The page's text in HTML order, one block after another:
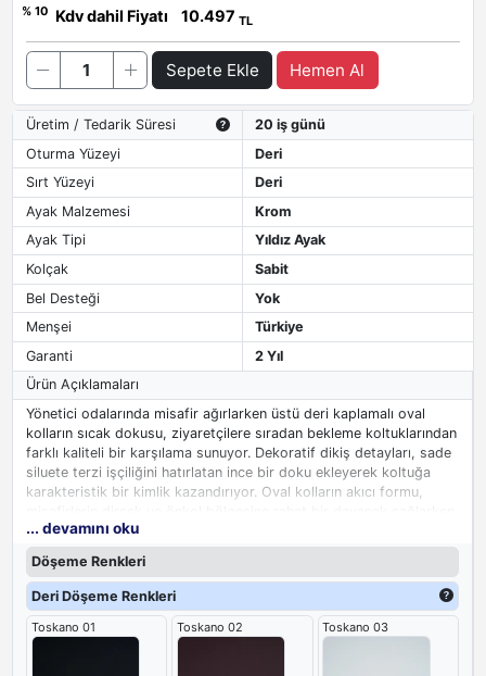
% 10
Kdv dahil Fiyatı 10.497 TL
Sepete Ekle Hemen Al
Üretim / Tedarik Süresi
20 iş günü
Oturma Yüzeyi
Deri
Sırt Yüzeyi
Deri
Ayak Malzemesi
Krom
Ayak Tipi
Yıldız Ayak
Kolçak
Sabit
Bel Desteği
Yok
Menşei
Türkiye
Garanti
2 Yıl
Ürün Açıklamaları
Yönetici odalarında misafir ağırlarken üstü deri kaplamalı oval
kolların sıcak dokusu, ziyaretçilere sıradan bekleme koltuklarından
farklı kaliteli bir karşılama sunuyor. Dekoratif dikiş detayları, sade
siluete terzi işçiliğini hatırlatan ince bir doku ekleyerek koltuğa
karakteristik bir kimlik kazandırıyor. Oval kolların akıcı formu,
deri kaplamanın lüks dokusu uzun süreli beklemelerde konforu
elden bırakmıyor. Serinin diğer parçalarıyla uyumlu tasarımı, ofis
düzeninde bütüncül bir prestij sunuyor.
... devamını oku
Döşeme Renkleri
Deri Döşeme Renkleri
Toskano 01 Toskano 02 Toskano 03